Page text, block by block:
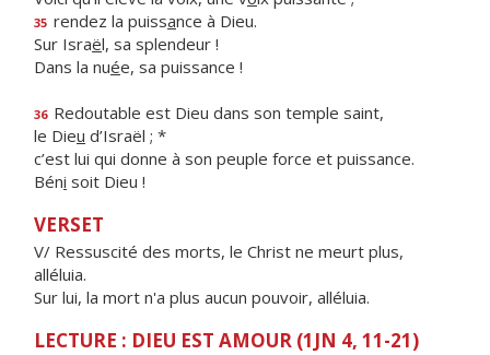
35 rendez la puissance à Dieu.
Sur Israël, sa splendeur !
Dans la nuée, sa puissance !
36 Redoutable est Dieu dans son temple saint,
le Dieu d’Israël ; *
c’est lui qui donne à son peuple force et puissance.
Béni soit Dieu !
VERSET
V/ Ressuscité des morts, le Christ ne meurt plus,
alléluia.
Sur lui, la mort n'a plus aucun pouvoir, alléluia.
LECTURE : DIEU EST AMOUR (1JN 4, 11-21)